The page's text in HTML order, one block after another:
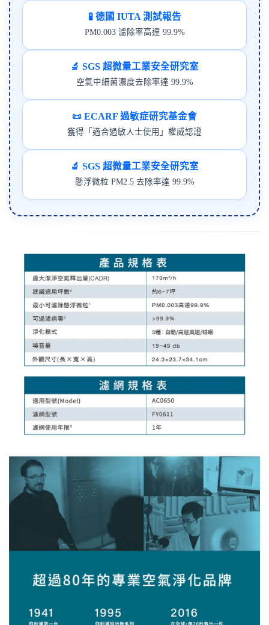
🧪 德國 IUTA 測試報告
PM0.003 濾除率高達 99.9%
🔬 SGS 超微量工業安全研究室
空氣中細菌濃度去除率達 99.9%
📜 ECARF 過敏症研究基金會
獲得「適合過敏人士使用」權威認證
🔬 SGS 超微量工業安全研究室
懸浮微粒 PM2.5 去除率達 99.9%